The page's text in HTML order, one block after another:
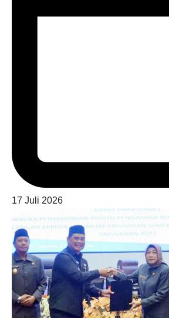
17 Juli 2026